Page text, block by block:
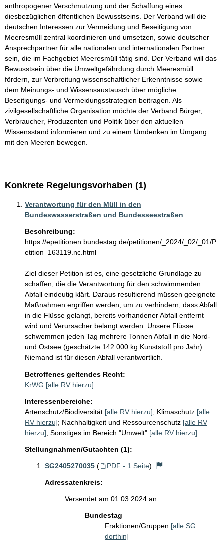
anthropogener Verschmutzung und der Schaffung eines
diesbezüglichen öffentlichen Bewusstseins. Der Verband will die
deutschen Interessen zur Vermeidung und Beseitigung von
Meeresmüll zentral koordinieren und umsetzen, sowie deutscher
Ansprechpartner für alle nationalen und internationalen Partner
sein, die im Fachgebiet Meeresmüll tätig sind. Der Verband will das
Bewusstsein über die Umweltgefährdung durch Meeresmüll
fördern, zur Verbreitung wissenschaftlicher Erkenntnisse sowie
dem Meinungs- und Wissensaustausch über mögliche
Beseitigungs- und Vermeidungsstrategien beitragen. Als
zivilgesellschaftliche Organisation möchte der Verband Bürger,
Verbraucher, Produzenten und Politik über den aktuellen
Wissensstand informieren und zu einem Umdenken im Umgang
mit den Meeren bewegen.
Konkrete Regelungsvorhaben (1)
Verantwortung für den Müll in den
Bundeswasserstraßen und Bundesseestraßen
Beschreibung:
https://epetitionen.bundestag.de/petitionen/_2024/_02/_01/P
etition_163119.nc.html
Ziel dieser Petition ist es, eine gesetzliche Grundlage zu
schaffen, die die Verantwortung für den schwimmenden
Abfall eindeutig klärt. Daraus resultierend müssen geeignete
Maßnahmen ergriffen werden, um zu verhindern, dass Abfall
in die Flüsse gelangt, bereits vorhandener Abfall entfernt
wird und Verursacher belangt werden. Unsere Flüsse
schwemmen jeden Tag mehrere Tonnen Abfall in die Nord-
und Ostsee (geschätzte 142.000 kg Kunststoff pro Jahr).
Niemand ist für diesen Abfall verantwortlich.
Betroffenes geltendes Recht:
KrWG [alle RV hierzu]
Interessenbereiche:
Artenschutz/Biodiversität [alle RV hierzu]; Klimaschutz [alle
RV hierzu]; Nachhaltigkeit und Ressourcenschutz [alle RV
hierzu]; Sonstiges im Bereich "Umwelt" [alle RV hierzu]
Stellungnahmen/Gutachten (1):
SG2405270035 ( PDF - 1 Seite)
Adressatenkreis:
Versendet am 01.03.2024 an:
Bundestag
Fraktionen/Gruppen [alle SG
dorthin]